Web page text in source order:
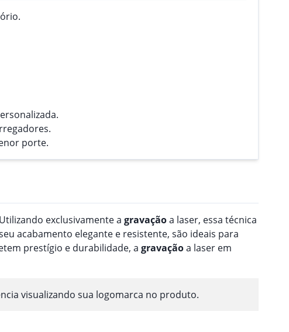
porte.
exclusivamente a gravaçãoa laser, essa técnica
acabamento elegante e resistente, são ideais para
prestígio e durabilidade, a gravaçãoa laser em
visualizando sua logomarca no produto.